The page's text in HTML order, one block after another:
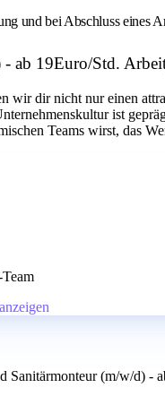
und bei Abschluss
ab 19Euro/Std.
wir dir nicht nur einen
ist
Teams wirst, das
Sanitärmonteur (m/w/d) -